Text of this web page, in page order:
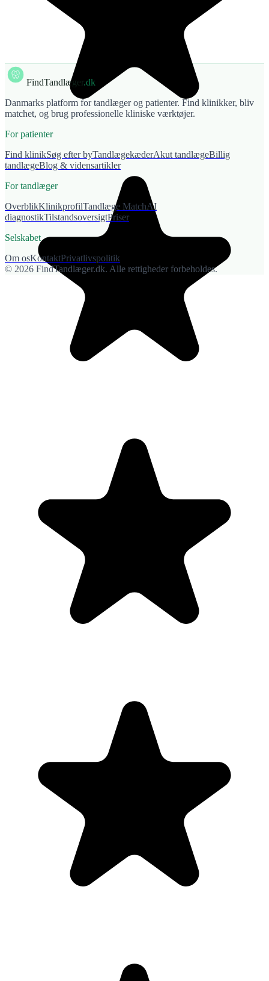
FindTandlæger.dk
Danmarks platform for tandlæger og patienter. Find klinikker, bliv
matchet, og brug professionelle kliniske værktøjer.
For patienter
Find klinikSøg efter byTandlægekæderAkut tandlægeBillig
tandlægeBlog & vidensartikler
For tandlæger
OverblikKlinikprofilTandlæge MatchAI
diagnostikTilstandsoversigtPriser
Selskabet
Om osKontaktPrivatlivspolitik
© 2026 FindTandlæger.dk. Alle rettigheder forbeholdes.